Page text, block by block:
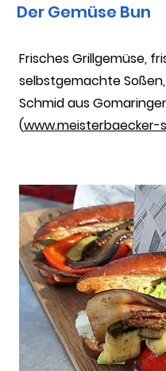
Der Gemüse Bun
Frisches Grillgemüse,
selbstgemachte
Schmid aus
(www.meisterbaecker-